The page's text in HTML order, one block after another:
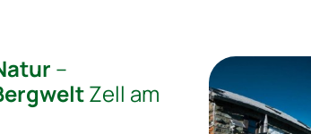
–
Zell am